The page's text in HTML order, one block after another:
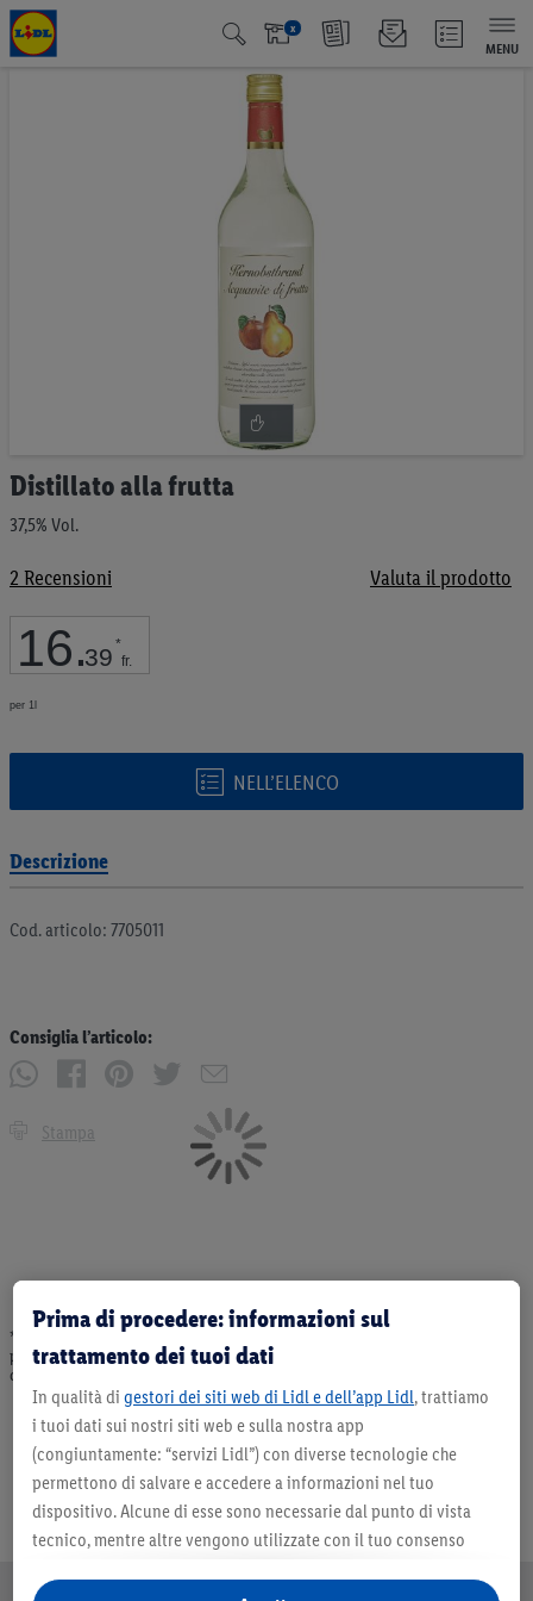
x
MENU
Distillato alla frutta
37,5% Vol.
2 Recensioni Valuta il prodotto
16.39 *
fr.
per 1l
NELL’ELENCO
Vai
all'inizio
della
di
immagini
Descrizione
Cod. articolo: 7705011
Consiglia l’articolo:
Stampa
* Offerta valida fino ad esaurimento scorte. Tutti i prezzi senza decorazioni. I
prodotti qui reclamizzati, soprattutto quelli non-food, non fanno sempre parte
dell’assortimento. Ill. dimostrativa.
Prima di procedere: informazioni sul
trattamento dei tuoi dati
In qualità di gestori dei siti web di Lidl e dell’app Lidl, trattiamo
i tuoi dati sui nostri siti web e sulla nostra app
(congiuntamente: “servizi Lidl”) con diverse tecnologie che
permettono di salvare e accedere a informazioni nel tuo
dispositivo. Alcune di esse sono necessarie dal punto di vista
tecnico, mentre altre vengono utilizzate con il tuo consenso